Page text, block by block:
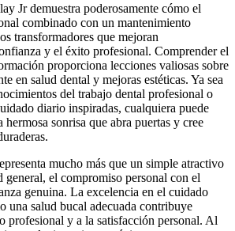
Jr demuestra poderosamente cómo el
combinado con un mantenimiento
transformadores que mejoran
y el éxito profesional. Comprender el
proporciona lecciones valiosas sobre
en salud dental y mejoras estéticas. Ya sea
del trabajo dental profesional o
diario inspiradas, cualquiera puede
hermosa sonrisa que abra puertas y cree
mucho más que un simple atractivo
general, el compromiso personal con el
genuina. La excelencia en el cuidado
una salud bucal adecuada contribuye
profesional y a la satisfacción personal. Al